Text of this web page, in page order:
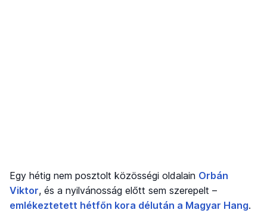
Egy hétig nem posztolt közösségi oldalain Orbán
Viktor, és a nyilvánosság előtt sem szerepelt –
emlékeztetett hétfőn kora délután a Magyar Hang.